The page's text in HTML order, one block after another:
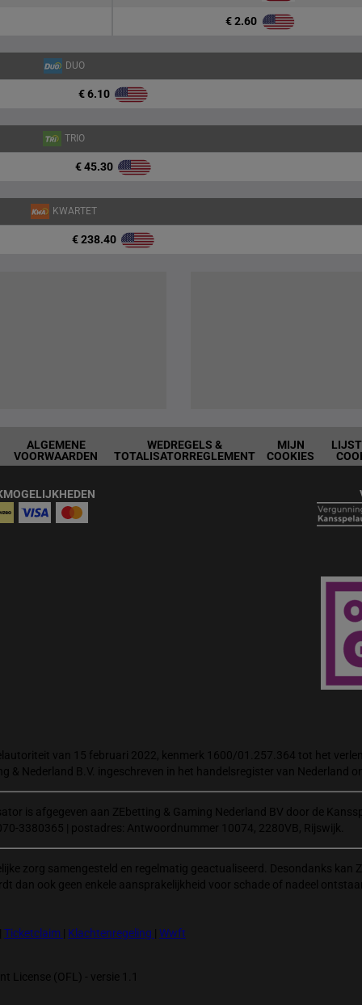
€ 2.60
DUO
€ 6.10
TRIO
€ 45.30
KWARTET
€ 238.40
ALGEMENE
VOORWAARDEN
WEDREGELS &
TOTALISATORREGLEMENT
MIJN
COOKIES
van 15 februari 2022, kenmerk 1600/01.257.364 tot het
& Nederland B.V. ingeschreven in het handelsregister van Nederland
is afgegeven aan ZEbetting & Gaming Nederland BV door de
3380365 | postadres: Antwoordnummer 10074, 2280VB, Rijswijk.
zorg samengesteld en regelmatig geactualiseerd. Desondanks kan
dan ook geen enkele aansprakelijkheid voor schade of nadeel
Ticketclaim Klachtenregeling Wwft
License (OFL) - versie 1.1